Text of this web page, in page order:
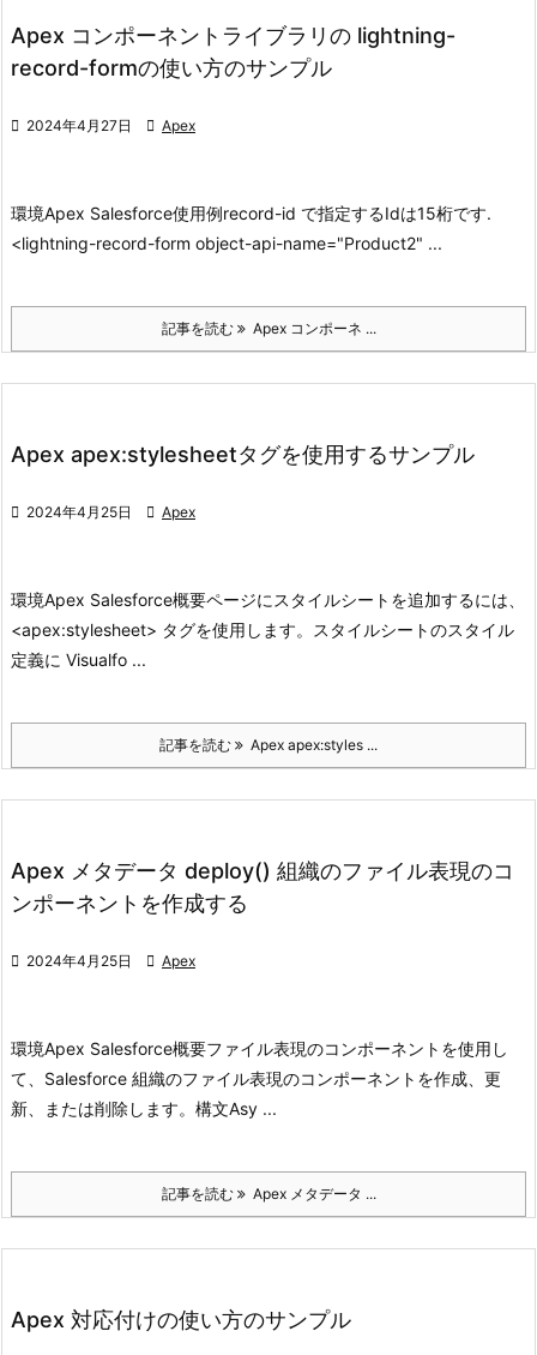
Apex コンポーネントライブラリの lightning-
record-formの使い方のサンプル
 2024年4月27日  Apex
環境Apex Salesforce使用例record-id で指定するIdは15桁です.
<lightning-record-form object-api-name="Product2" ...
記事を読む Apex コンポーネ ...
Apex apex:stylesheetタグを使用するサンプル
 2024年4月25日  Apex
環境Apex Salesforce概要ページにスタイルシートを追加するには、
<apex:stylesheet> タグを使用します。
スタイルシートのスタイル
定義に Visualfo ...
記事を読む Apex apex:styles ...
Apex メタデータ deploy() 組織のファイル表現のコ
ンポーネントを作成する
 2024年4月25日  Apex
環境Apex Salesforce概要ファイル表現のコンポーネントを使用し
て、Salesforce 組織のファイル表現のコンポーネントを作成、更
新、または削除します。 構文Asy ...
記事を読む Apex メタデータ ...
Apex 対応付けの使い方のサンプル